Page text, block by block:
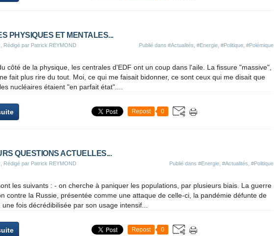
PHYSIQUES ET MENTALES...
, Rédigé par Patrick REYMOND Publié dans #Actualités #Energie #Politique #Polémique
côté de la physique, les centrales d'EDF ont un coup dans l'aile. La fissure "massive",
fait plus rire du tout. Moi, ce qui me faisait bidonner, ce sont ceux qui me disait que
nucléaires étaient "en parfait état"....
Repost 0
QUESTIONS ACTUELLES...
, Rédigé par Patrick REYMOND Publié dans #Energie #Actualités #Politique
les suivants : - on cherche à paniquer les populations, par plusieurs biais. La guerre
contre la Russie, présentée comme une attaque de celle-ci, la pandémie défunte de
fois décrédibilisée par son usage intensif...
Repost 0